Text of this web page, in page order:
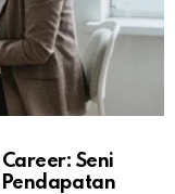
Seni